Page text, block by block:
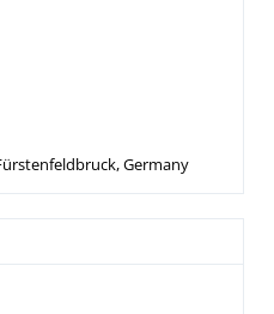
Germany